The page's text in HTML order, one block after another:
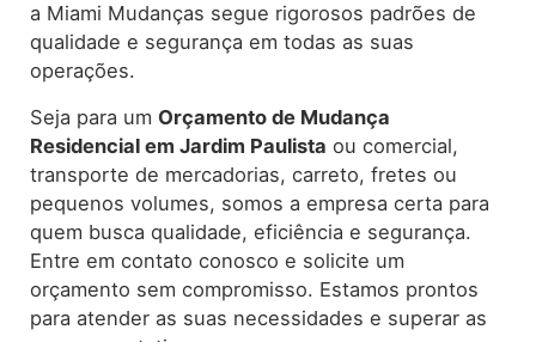
a Miami Mudanças segue rigorosos padrões de
qualidade e segurança em todas as suas
operações.
Seja para um Orçamento de Mudança
Residencial em Jardim Paulista ou comercial,
transporte de mercadorias, carreto, fretes ou
pequenos volumes, somos a empresa certa para
quem busca qualidade, eficiência e segurança.
Entre em contato conosco e solicite um
orçamento sem compromisso. Estamos prontos
para atender as suas necessidades e superar as